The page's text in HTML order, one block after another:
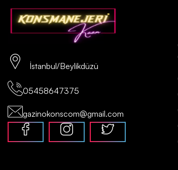
İstanbul/Beylikdüzü
05458647375
gazinokonscom@gmail.com